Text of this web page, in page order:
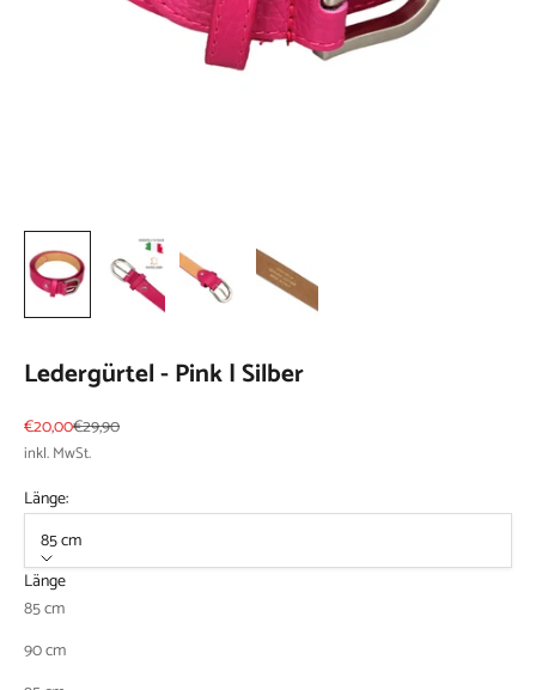
Ledergürtel - Pink | Silber
Angebot
€20,00Regulärer Preis
€29,90
inkl. MwSt.
Länge:
85 cm
Länge
85 cm
90 cm